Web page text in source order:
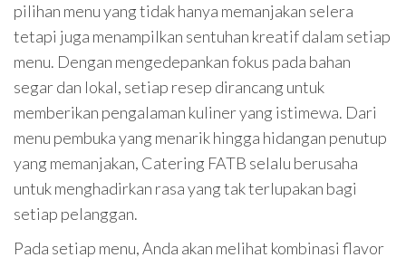
pilihan menu yang tidak hanya memanjakan selera
tetapi juga menampilkan sentuhan kreatif dalam setiap
menu. Dengan mengedepankan fokus pada bahan
segar dan lokal, setiap resep dirancang untuk
memberikan pengalaman kuliner yang istimewa. Dari
menu pembuka yang menarik hingga hidangan penutup
yang memanjakan, Catering FATB selalu berusaha
untuk menghadirkan rasa yang tak terlupakan bagi
setiap pelanggan.
Pada setiap menu, Anda akan melihat kombinasi flavor